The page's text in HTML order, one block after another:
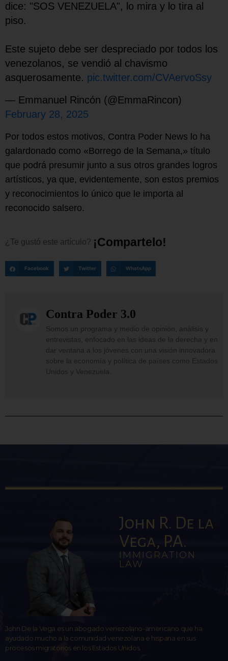
dice: "SOS VENEZUELA", lo mira y lo tira al
piso.
Este sujeto debe ser despreciado por todos los
venezolanos, se vendió al chavismo
asquerosamente. pic.twitter.com/CVAervoSsy
— Emmanuel Rincón (@EmmaRincon)
February 28, 2025
Por todos estos motivos, Contra Poder News lo ha
galardonado como «Borrego de la Semana,» título
que podrá presumir junto a sus otros grandes logros
artísticos, ya que, evidentemente, son estos premios
y reconocimientos lo único que le importa al
reconocido salsero.
¿Te gustó este artículo? ¡Comparte o!
Facebook Twitter WhatsApp
Contra Poder 3.0
Somos un programa y medio de opinión, análisis y
entrevistas, enfocado en las ideas de la derecha y en
dar ventana a los jóvenes con una visión innovadora
sobre la economía y política de países como Estados
Unidos y Venezuela.
John R. De la
Vega, P.A.
IMMIGRATION
LAW
John De la Vega es un abogado venezolano-americano que ha
ayudado mucho a la comunidad venezolana e hispana en sus
procesos migratorios en los Estados Unidos.